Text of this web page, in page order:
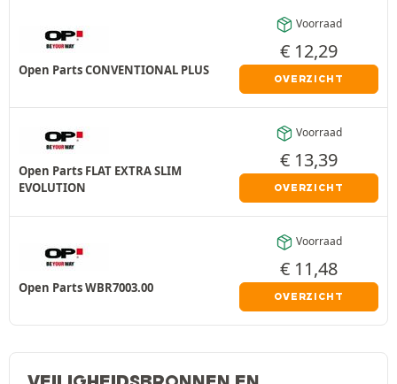
Open Parts CONVENTIONAL PLUS
Voorraad
€ 12,29
OVERZICHT
Open Parts FLAT EXTRA SLIM
EVOLUTION
Voorraad
€ 13,39
OVERZICHT
Open Parts WBR7003.00
Voorraad
€ 11,48
OVERZICHT